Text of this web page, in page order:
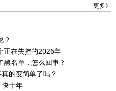
更多》
？
正在失控的2026年
黑名单，怎么回事？
的变简单了吗？
快十年